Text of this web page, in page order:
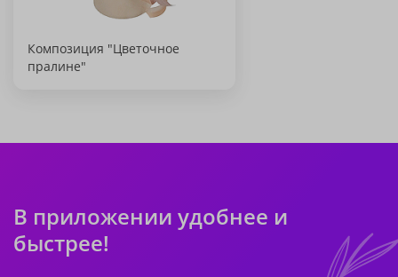
Композиция "Цветочное
пралине"
В приложении удобнее и
быстрее!